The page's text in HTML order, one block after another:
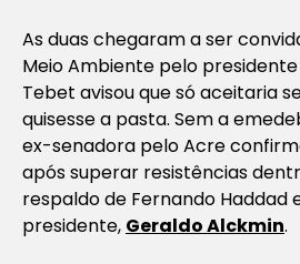
As duas chegaram a ser
Meio Ambiente pelo
Tebet avisou que só aceitaria
quisesse a pasta. Sem a
ex-senadora pelo Acre
após superar resistências
respaldo de Fernando Haddad
presidente, Geraldo Alckmin.